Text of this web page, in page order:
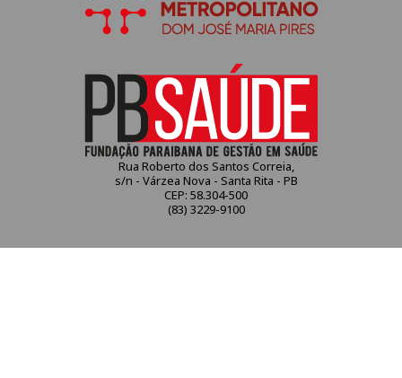
Rua Roberto dos Santos Correia,
s/n - Várzea Nova - Santa Rita - PB
CEP: 58.304-500
(83) 3229-9100